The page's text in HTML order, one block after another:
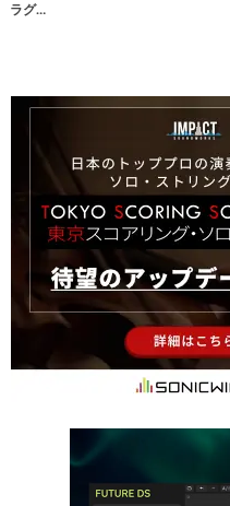
ラグ…